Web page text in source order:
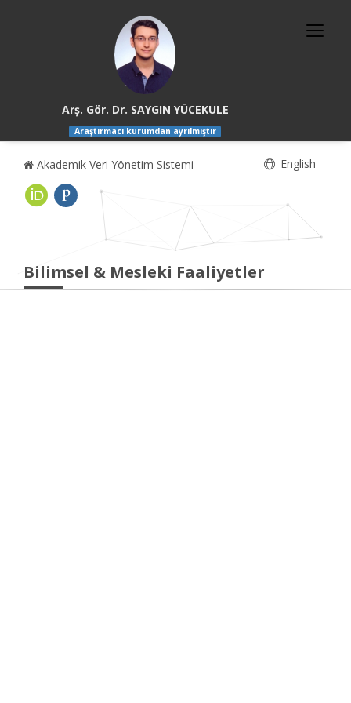
Arş. Gör. Dr. SAYGIN YÜCEKULE
Araştırmacı kurumdan ayrılmıştır
Akademik Veri Yönetim Sistemi English
Bilimsel & Mesleki Faaliyetler